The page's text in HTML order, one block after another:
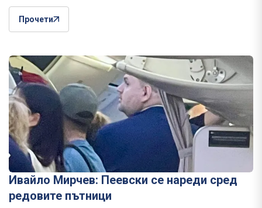
Прочети
Ивайло Мирчев: Пеевски се нареди сред
редовите пътници